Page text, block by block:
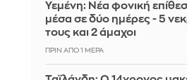
Υεμένη: Νέα φονική
μέσα σε δύο ημέρες - 5
τους και 2 άμαχοι
ΠΡΙΝ ΑΠΌ 1 ΜΈΡΑ